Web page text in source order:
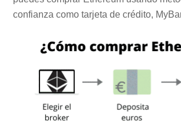
confianza como tarjeta de crédito,